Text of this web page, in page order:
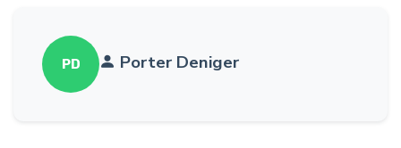
PD Porter Deniger